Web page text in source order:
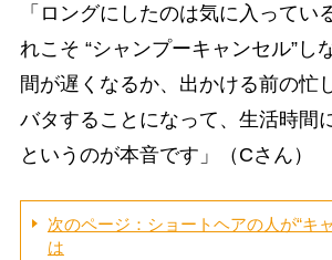
「ロングにしたのは気に入ってい
れこそ “シャンプーキャンセル”し
間が遅くなるか、出かける前の忙
バタすることになって、生活時間
というのが本音です」（Cさん）
次のページ：ショートヘアの人が“キ
は